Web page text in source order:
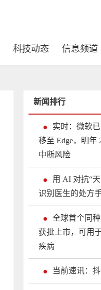
科技动态 信息频道
新闻排行
实时：微软
移至 Edge，明年
中断风险
用 AI 对抗“
识别医生的处方
全球首个同
获批上市，可用
疾病
当前速讯：